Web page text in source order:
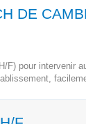
DE
F) pour intervenir